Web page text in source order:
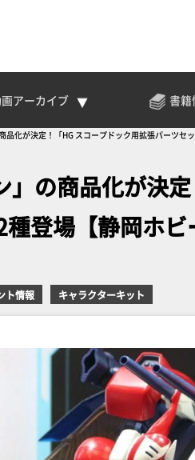
アーカイブ 書籍
品化が決定！「HG スコープドック用拡張パーツセ
」の商品化が決
登場【静岡ホビ
ト情報 キャラクターキット